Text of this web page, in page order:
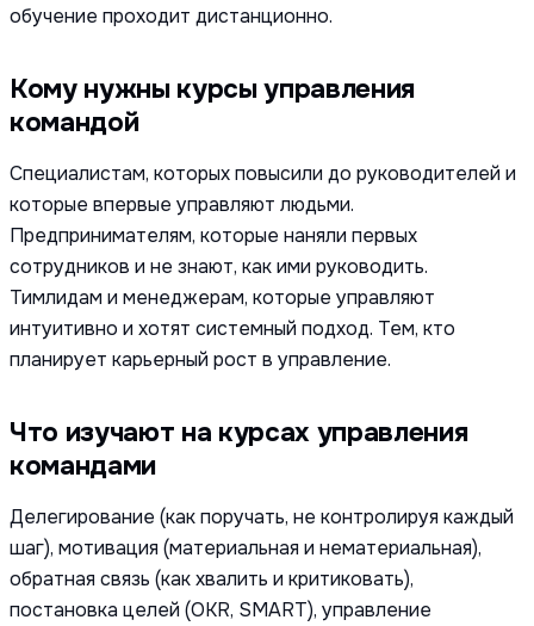
обучение проходит дистанционно.
Кому нужны курсы управления
командой
Специалистам, которых повысили до руководителей и
которые впервые управляют людьми.
Предпринимателям, которые наняли первых
сотрудников и не знают, как ими руководить.
Тимлидам и менеджерам, которые управляют
интуитивно и хотят системный подход. Тем, кто
планирует карьерный рост в управление.
Что изучают на курсах управления
командами
Делегирование (как поручать, не контролируя каждый
шаг), мотивация (материальная и нематериальная),
обратная связь (как хвалить и критиковать),
постановка целей (OKR, SMART), управление